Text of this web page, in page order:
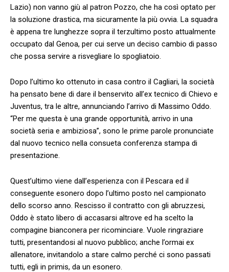
Lazio) non vanno giù al patron Pozzo, che ha così optato per
la soluzione drastica, ma sicuramente la più ovvia. La squadra
è appena tre lunghezze sopra il terzultimo posto attualmente
occupato dal Genoa, per cui serve un deciso cambio di passo
che possa servire a risvegliare lo spogliatoio.
Dopo l’ultimo ko ottenuto in casa contro il Cagliari, la società
ha pensato bene di dare il benservito all’ex tecnico di Chievo e
Juventus, tra le altre, annunciando l’arrivo di Massimo Oddo.
“Per me questa è una grande opportunità, arrivo in una
società seria e ambiziosa”, sono le prime parole pronunciate
dal nuovo tecnico nella consueta conferenza stampa di
presentazione.
Quest’ultimo viene dall’esperienza con il Pescara ed il
conseguente esonero dopo l’ultimo posto nel campionato
dello scorso anno. Rescisso il contratto con gli abruzzesi,
Oddo è stato libero di accasarsi altrove ed ha scelto la
compagine bianconera per ricominciare. Vuole ringraziare
tutti, presentandosi al nuovo pubblico; anche l’ormai ex
allenatore, invitandolo a stare calmo perché ci sono passati
tutti, egli in primis, da un esonero.